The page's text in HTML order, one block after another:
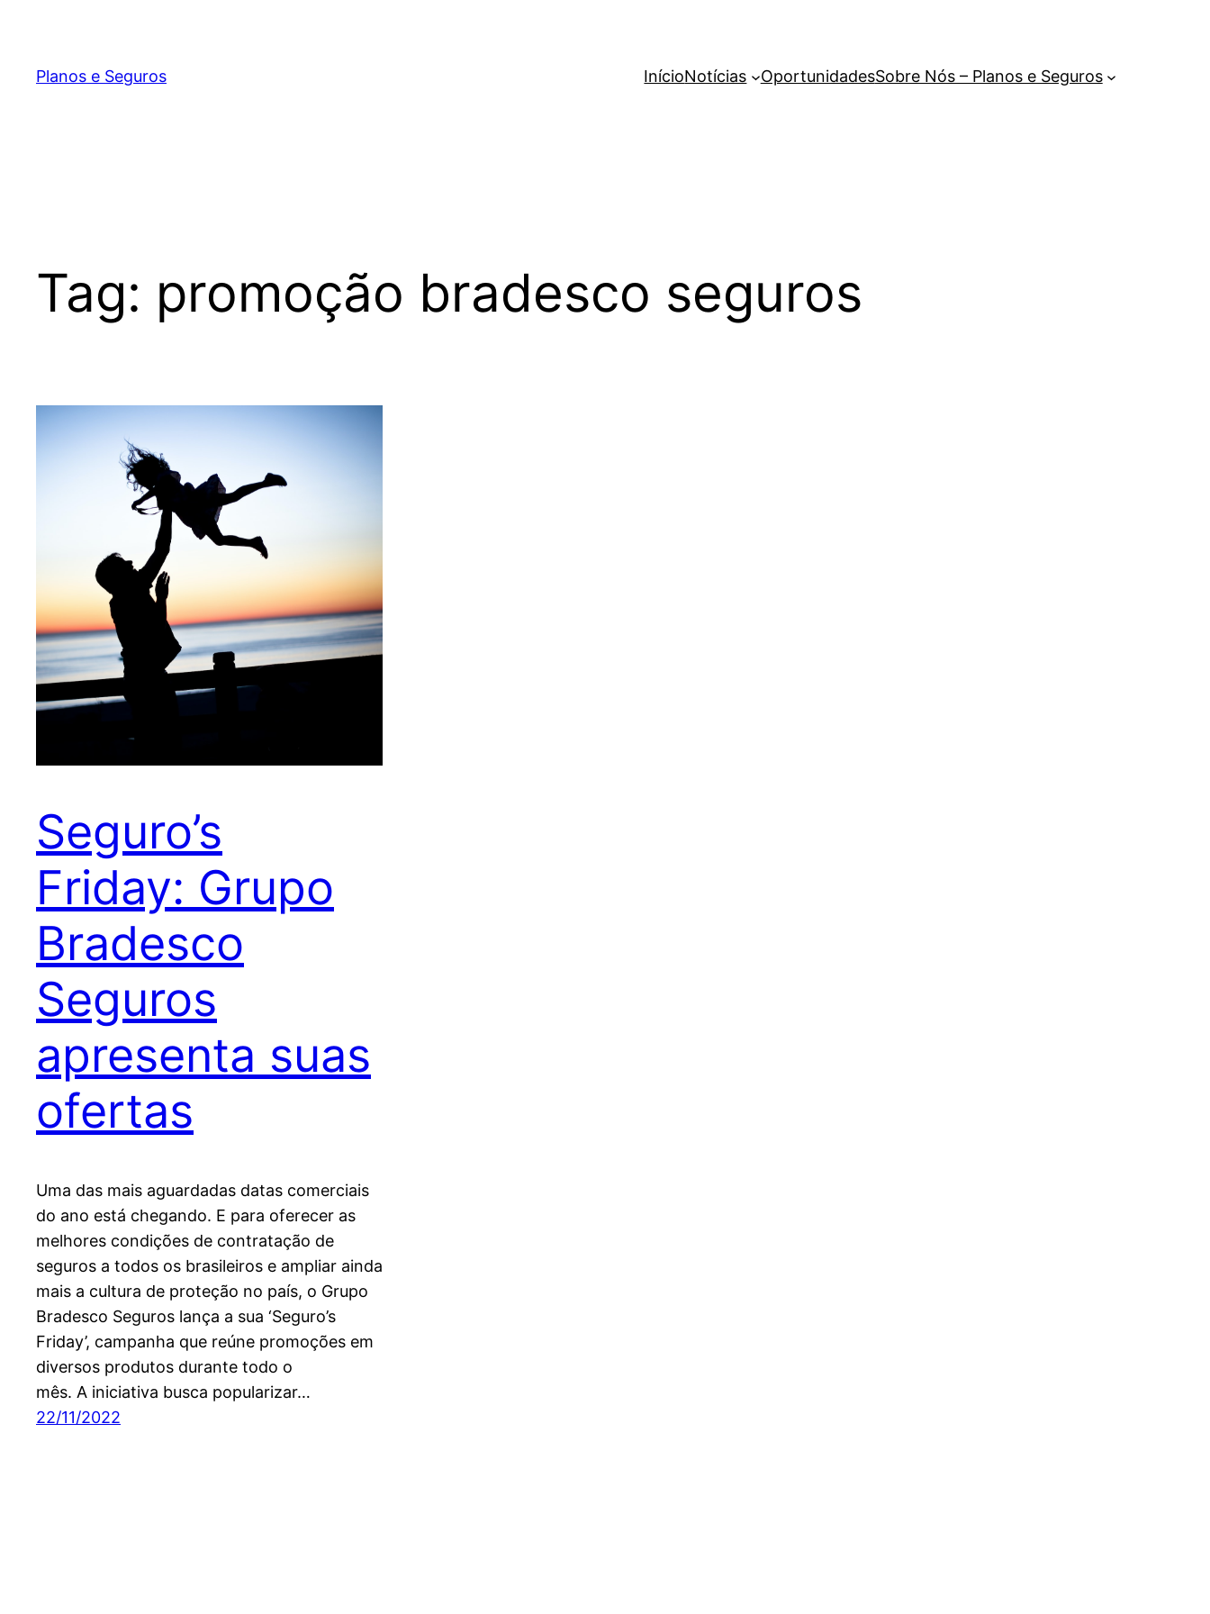
Planos e Seguros InícioNotícias OportunidadesSobre Nós – Planos e Seguros
Tag: promoção bradesco seguros
Seguro’s
Friday: Grupo
Bradesco
Seguros
apresenta suas
ofertas
Uma das mais aguardadas datas comerciais
do ano está chegando. E para oferecer as
melhores condições de contratação de
seguros a todos os brasileiros e ampliar ainda
mais a cultura de proteção no país, o Grupo
Bradesco Seguros lança a sua ‘Seguro’s
Friday’, campanha que reúne promoções em
diversos produtos durante todo o
mês. A iniciativa busca popularizar…
22/11/2022